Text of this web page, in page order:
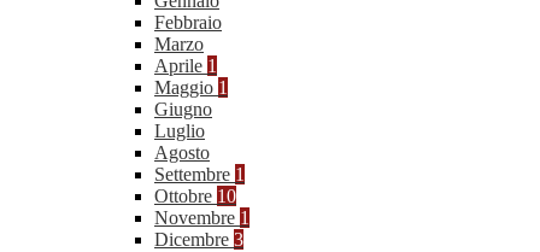
Febbraio
Marzo
Aprile 1
Maggio 1
Giugno
Luglio
Agosto
Settembre 1
Ottobre 10
Novembre 1
Dicembre 3